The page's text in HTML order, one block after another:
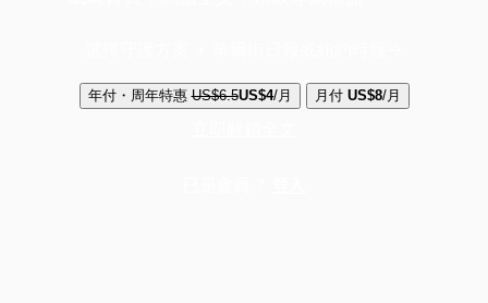
年付・周年特惠 US$6.5US$4/月 月付 US$8/月